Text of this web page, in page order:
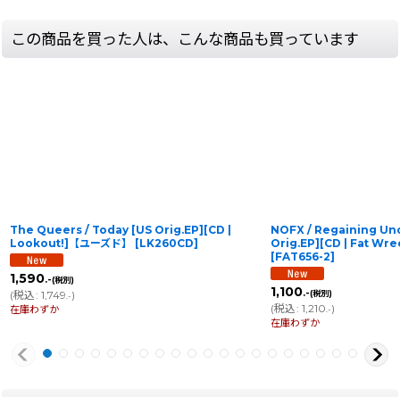
この商品を買った人は、こんな商品も買っています
The Queers / Today [US Orig.EP][CD |
Lookout!]【ユーズド】
[LK260CD]
1,590.-(税別)
(税込: 1,749 .-)
在庫わずか
NOFX / Regaining
Orig.EP][CD | Fat
[FAT656-2]
1,100.-(税別)
(税込: 1,210 .-)
在庫わずか